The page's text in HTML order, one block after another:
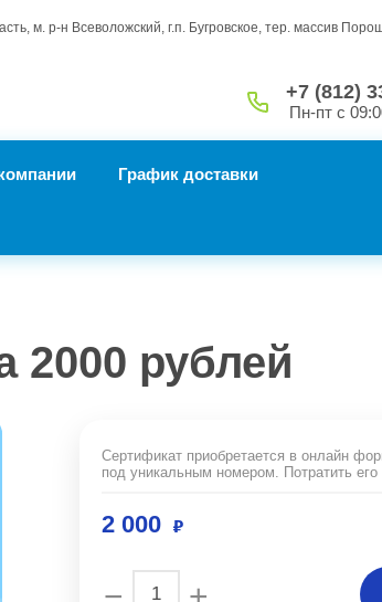
м. р-н Всеволожский, г.п. Бугровское, тер. массив
+7 (812)
Пн-пт с
График доставки
2000 рублей
Сертификат приобретается в онлайн
под уникальным номером. Потратить
2 000